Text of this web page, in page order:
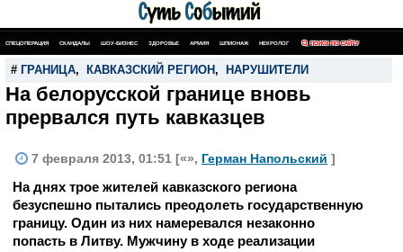
СПЕЦОПЕРАЦИЯ СКАНДАЛЫ ШОУ-БИЗНЕС ЗДОРОВЬЕ АРМИЯ ШПИОНАЖ НЕКРОЛОГ ПОИСК ПО САЙТУ
# ГРАНИЦА, КАВКАЗСКИЙ РЕГИОН , НАРУШИТЕЛИ
На белорусской границе вновь
прервался путь кавказцев
7 февраля 2013, 01:51 [«», Герман Напольский ]
На днях трое жителей кавказского региона
безуспешно пытались преодолеть государственную
границу. Один из них намеревался незаконно
попасть в Литву. Мужчину в ходе реализации